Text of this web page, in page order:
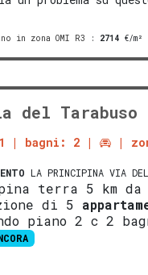
in zona OMI R3 : 2714 €/m²
del Tarabuso
bagni: 2
LA PRINCIPINA VIA
terra 5 km da
di 5
piano 2 c 2